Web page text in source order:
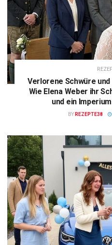
Verlorene Schwüre und
Wie Elena Weber ihr
und ein
BY REZEPTE38